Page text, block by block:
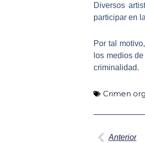
Diversos
participar en la
Por tal
los medios
criminalidad.
Crimen
Anterior